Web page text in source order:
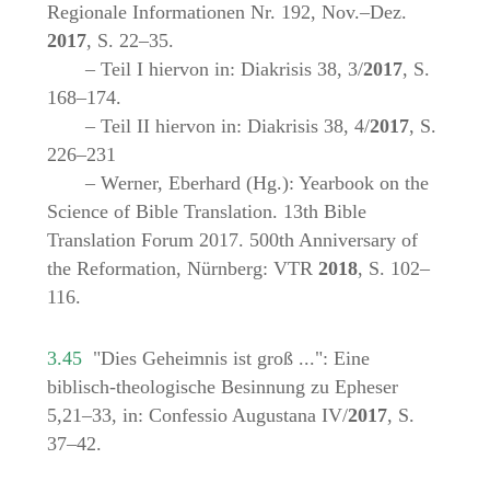
Regionale Informationen Nr. 192, Nov.–Dez.
2017, S. 22–35.
– Teil I hiervon in: Diakrisis 38, 3/2017, S.
168–174.
– Teil II hiervon in: Diakrisis 38, 4/2017, S.
226–231
– Werner, Eberhard (Hg.): Yearbook on the
Science of Bible Translation. 13th Bible
Translation Forum 2017. 500th Anniversary of
the Reformation, Nürnberg: VTR 2018, S. 102–
116.
3.45"Dies Geheimnis ist groß ...": Eine
biblisch-theologische Besinnung zu Epheser
5,21–33, in: Confessio Augustana IV/2017, S.
37–42.